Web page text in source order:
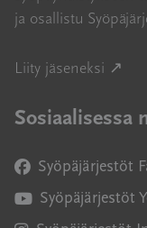
ja osallistu
Liity jäseneksi ↗
Sosiaalisessa
Syöpäjärjestöt
Avautuu uuteen
Syöpäjärjestöt
Avautuu uuteen